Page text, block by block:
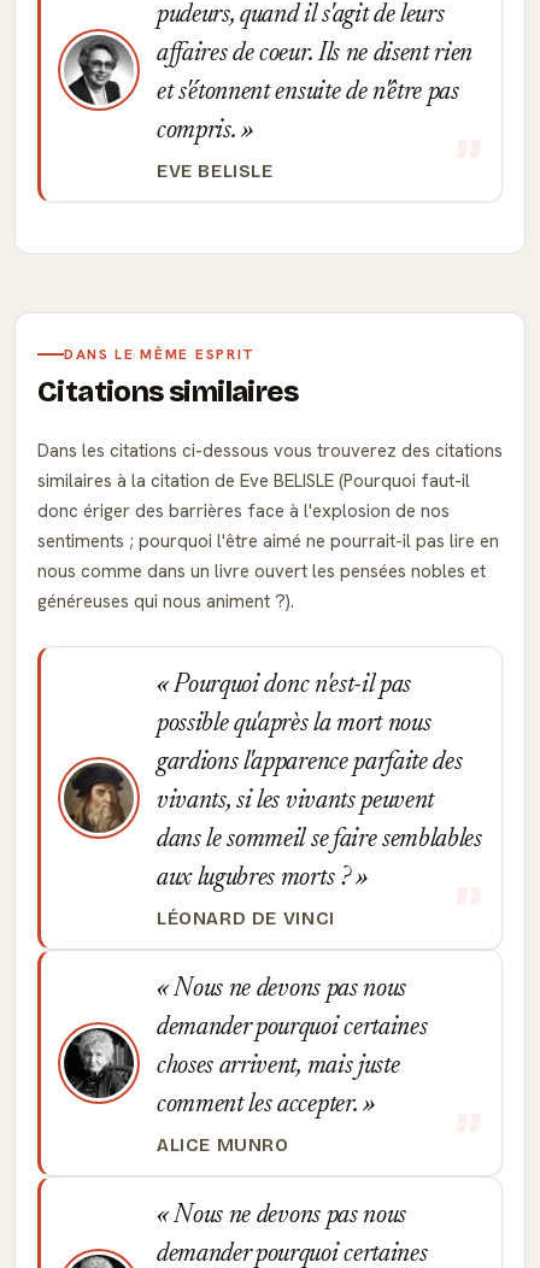
pudeurs, quand il s'agit de leurs
affaires de coeur. Ils ne disent rien
et s'étonnent ensuite de n'être pas
compris.
EVE BELISLE
DANS LE MÊME ESPRIT
Citations similaires
Dans les citations ci-dessous vous trouverez des citations
similaires à la citation de Eve BELISLE (Pourquoi faut-il
donc ériger des barrières face à l'explosion de nos
sentiments ; pourquoi l'être aimé ne pourrait-il pas lire en
nous comme dans un livre ouvert les pensées nobles et
généreuses qui nous animent ?).
Pourquoi donc n'est-il pas
possible qu'après la mort nous
gardions l'apparence parfaite des
vivants, si les vivants peuvent
dans le sommeil se faire semblables
aux lugubres morts ?
LÉONARD DE VINCI
Nous ne devons pas nous
demander pourquoi certaines
choses arrivent, mais juste
comment les accepter.
ALICE MUNRO
Nous ne devons pas nous
demander pourquoi certaines